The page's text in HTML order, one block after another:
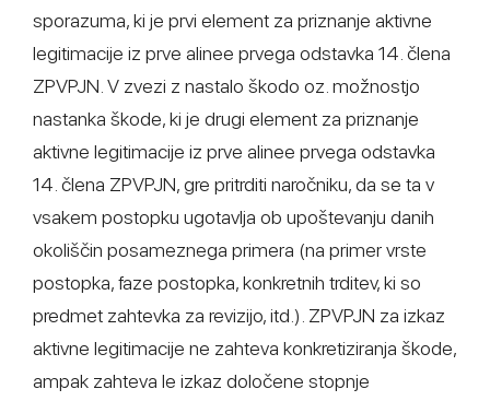
sporazuma, ki je prvi element za priznanje aktivne
legitimacije iz prve alinee prvega odstavka 14. člena
ZPVPJN. V zvezi z nastalo škodo oz. možnostjo
nastanka škode, ki je drugi element za priznanje
aktivne legitimacije iz prve alinee prvega odstavka
14. člena ZPVPJN, gre pritrditi naročniku, da se ta v
vsakem postopku ugotavlja ob upoštevanju danih
okoliščin posameznega primera (na primer vrste
postopka, faze postopka, konkretnih trditev, ki so
predmet zahtevka za revizijo, itd.). ZPVPJN za izkaz
aktivne legitimacije ne zahteva konkretiziranja škode,
ampak zahteva le izkaz določene stopnje